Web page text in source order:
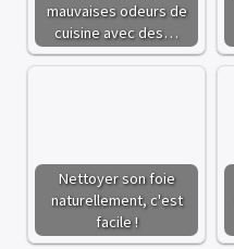
mauvaises odeurs de
cuisine avec des…
Nettoyer son foie
naturellement, c'est
facile !